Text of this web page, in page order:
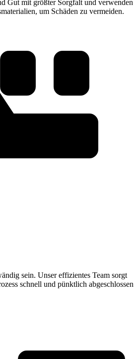
Gut mit größter Sorgfalt und verwenden
um Schäden zu vermeiden.
sein. Unser effizientes Team sorgt
schnell und pünktlich abgeschlossen